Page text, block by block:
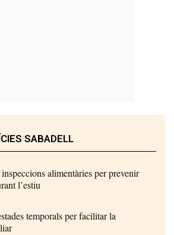
SABADELL
alimentàries per prevenir
l’estiu
temporals per facilitar la